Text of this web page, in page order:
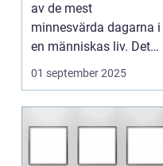
av de mest
minnesvärda dagarna i
en människas liv. Det
&aum...
01 september 2025